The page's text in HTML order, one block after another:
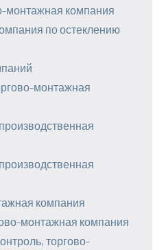
монтажная компания
по остеклению
монтажная
компания
монтажная компания
торгово-